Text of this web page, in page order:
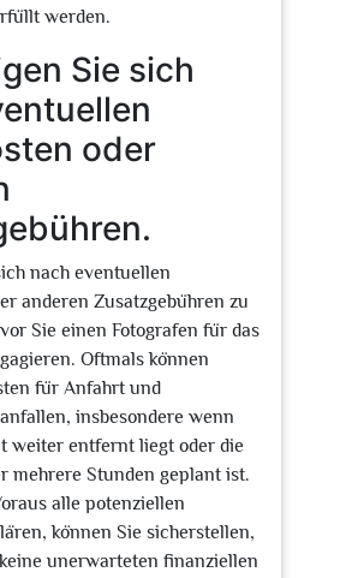
werden.
Sie sich
oder
nach eventuellen
anderen Zusatzgebühren zu
Sie einen Fotografen für das
Oftmals können
für Anfahrt und
insbesondere wenn
weiter entfernt liegt oder die
mehrere Stunden geplant ist.
alle potenziellen
können Sie sicherstellen,
unerwarteten finanziellen